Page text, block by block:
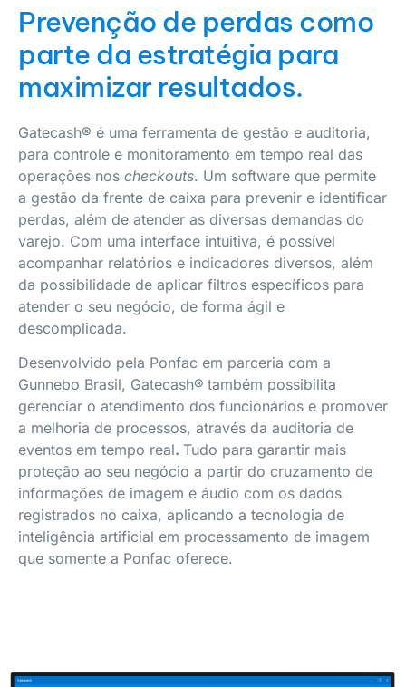
Prevenção de perdas como
parte da estratégia para
maximizar resultados.
Gatecash® é uma ferramenta de gestão e auditoria,
para controle e monitoramento em tempo real das
operações nos checkouts. Um software que permite
a gestão da frente de caixa para prevenir e identificar
perdas, além de atender as diversas demandas do
varejo. Com uma interface intuitiva, é possível
acompanhar relatórios e indicadores diversos, além
da possibilidade de aplicar filtros específicos para
atender o seu negócio, de forma ágil e
descomplicada.
Desenvolvido pela Ponfac em parceria com a
Gunnebo Brasil, Gatecash® também possibilita
gerenciar o atendimento dos funcionários e promover
a melhoria de processos, através da auditoria de
eventos em tempo real. Tudo para garantir mais
proteção ao seu negócio a partir do cruzamento de
informações de imagem e áudio com os dados
registrados no caixa, aplicando a tecnologia de
inteligência artificial em processamento de imagem
que somente a Ponfac oferece.